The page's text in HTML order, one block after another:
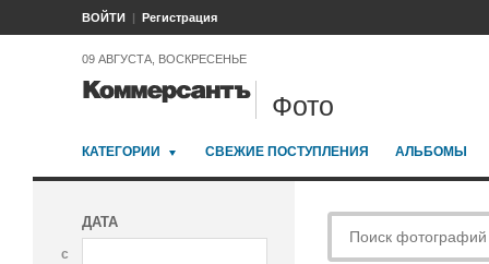
ВОЙТИ Регистрация
09 АВГУСТА, ВОСКРЕСЕНЬЕ
Фото
КАТЕГОРИИ СВЕЖИЕ ПОСТУПЛЕНИЯ АЛЬБОМЫ
ДАТА
с